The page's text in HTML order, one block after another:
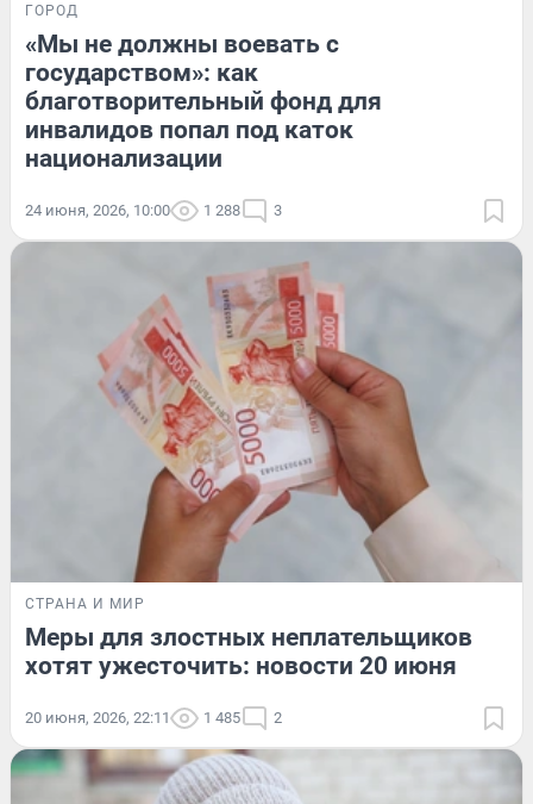
ГОРОД
«Мы не должны воевать с
государством»: как
благотворительный фонд для
инвалидов попал под каток
национализации
24 июня, 2026, 10:00 1 288 3
СТРАНА И МИР
Меры для злостных неплательщиков
хотят ужесточить: новости 20 июня
20 июня, 2026, 22:11 1 485 2